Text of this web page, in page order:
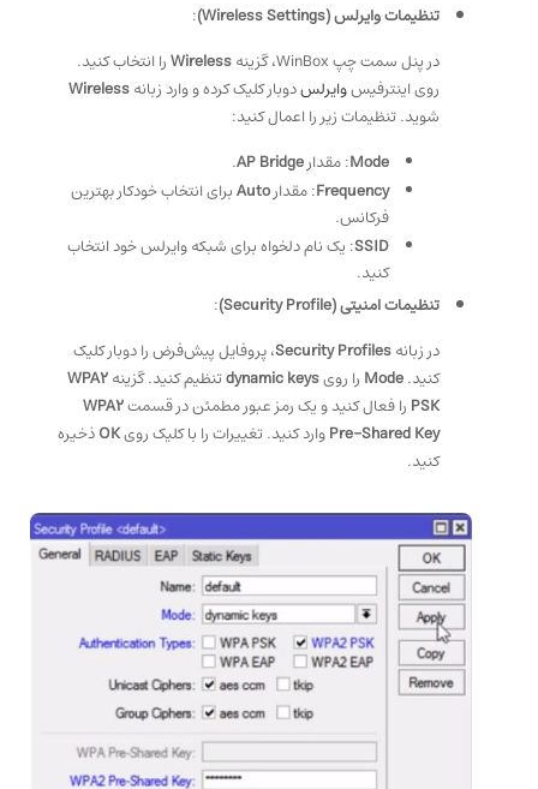
تنظیمات وایرلس (Wireless Settings)
:
در پنل سمت چپ WinBox، گزینه
Wirelessرا انتخاب کنید.
روی اینترفیسوایرلسدوبار کلیک کرده و وارد زبانهWireless
شوید. تنظیمات زیر را اعمال کنید:
Mode: مقدارAP Bridge
.
Frequency: مقدارAutoبرای انتخاب خودکار بهترین
فرکانس.
SSID: یک نام دلخواه برای شبکه وایرلس خود انتخاب
کنید.
تنظیمات امنیتی (Security Profile)
:
در زبانهSecurity Profiles، پروفایل پیش‌فرض را دوبار کلیک
کنید.Mode را رویdynamic keysتنظیم کنید. گزینهWPA2
PSK را فعال کنید و یک رمز عبور مطمئن در قسمتWPA2
Pre-Shared Keyوارد کنید. تغییرات را با کلیک رویOKذخیره
کنید.